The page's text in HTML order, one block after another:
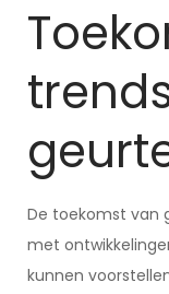
De toekomst van
met
kunnen